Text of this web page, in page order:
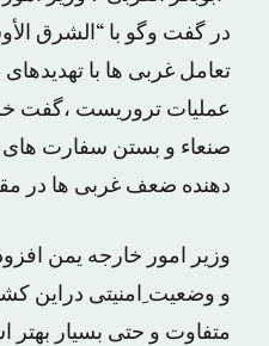
در گفت وگو با “الشرق
تعامل غربی ها با
عملیات تروریست ،گفت
صنعاء و بستن سفارت
دهنده ضعف غربی ها در
وزیر امور خارجه یمن
و وضعیت ِامنیتی دراین
متفاوت و حتی بسیار بهتر